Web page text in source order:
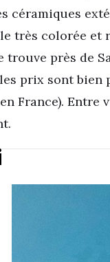
céramiques
très colorée et
trouve près de
prix sont bien
France). Entre